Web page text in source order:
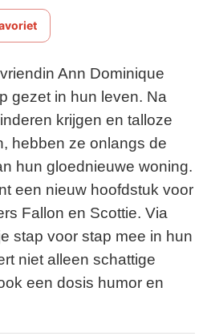
Ann Dominique
gezet in hun leven. Na
krijgen en talloze
hebben ze onlangs de
hun gloednieuwe woning.
een nieuw hoofdstuk voor
Fallon en Scottie. Via
stap voor stap mee in hun
niet alleen schattige
een dosis humor en